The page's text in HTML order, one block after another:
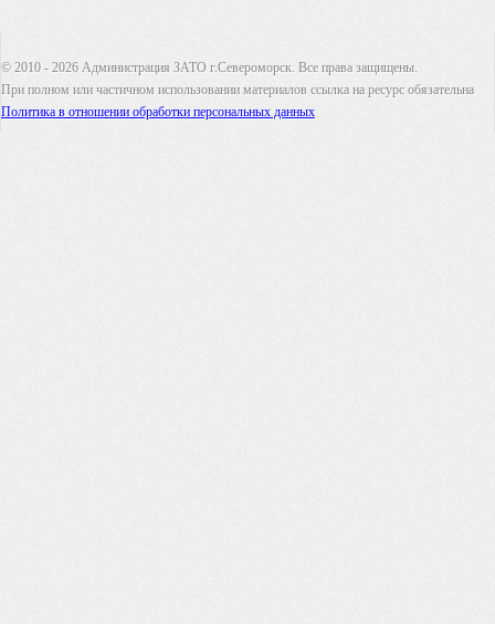
© 2010 - 2026 Администрация ЗАТО г.Североморск. Все права защищены.
При полном или частичном использовании материалов ссылка на ресурс обязательна
Политика в отношении обработки персональных данных